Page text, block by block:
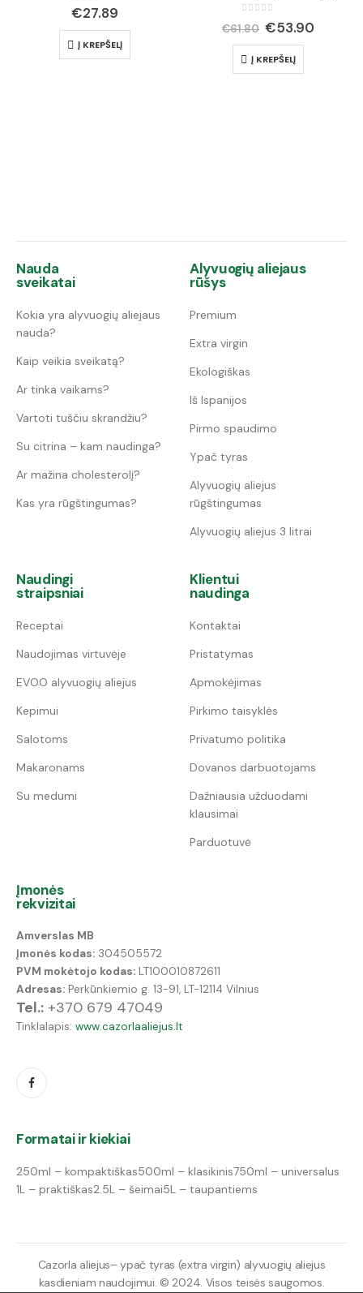
out of 5
€27.89
Į KREPŠELĮ
out of 5
€61.80 €53.90
Į KREPŠELĮ
Nauda
sveikatai
Kokia yra alyvuogių aliejaus
nauda?
Kaip veikia sveikatą?
Ar tinka vaikams?
Vartoti tuščiu skrandžiu?
Su citrina – kam naudinga?
Ar mažina cholesterolį?
Kas yra rūgštingumas?
Alyvuogių aliejaus
rūšys
Premium
Extra virgin
Ekologiškas
Iš Ispanijos
Pirmo spaudimo
Ypač tyras
Alyvuogių aliejus
rūgštingumas
Alyvuogių aliejus 3 litrai
Naudingi
straipsniai
Receptai
Naudojimas virtuvėje
EVOO alyvuogių aliejus
Kepimui
Salotoms
Makaronams
Su medumi
Klientui
naudinga
Kontaktai
Pristatymas
Apmokėjimas
Pirkimo taisyklės
Privatumo politika
Dovanos darbuotojams
Dažniausia užduodami
klausimai
Parduotuvė
Įmonės
rekvizitai
Amverslas MB
Įmonės kodas: 304505572
PVM mokėtojo kodas: LT100010872611
Adresas: Perkūnkiemio g. 13-91, LT-12114 Vilnius
Tel.: +370 679 47049
Tinklalapis: www.cazorlaaliejus.lt
Formatai ir kiekiai
250ml – kompaktiškas500ml – klasikinis750ml – universalus
1L – praktiškas2.5L – šeimai5L – taupantiems
Cazorla aliejus– ypač tyras (extra virgin) alyvuogių aliejus
kasdieniam naudojimui. © 2024. Visos teisės saugomos.